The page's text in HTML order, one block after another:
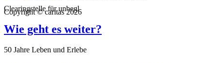
Clearingstelle für unbegl
Wie geht es weiter?
50 Jahre Leben und Erlebe
Copyright © caritas 2026